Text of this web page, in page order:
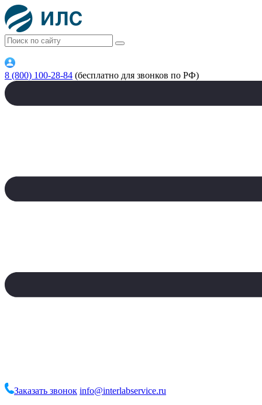
8 (800) 100-28-84 (бесплатно для звонков по РФ)
Заказать звонок info@interlabservice.ru